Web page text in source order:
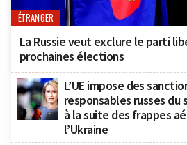
ÉTRANGER
La Russie veut exclure le parti
prochaines élections
L’UE impose des
responsables russes
à la suite des frappes
l’Ukraine